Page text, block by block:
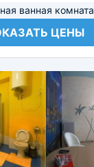
ванная комната
ЦЕНЫ